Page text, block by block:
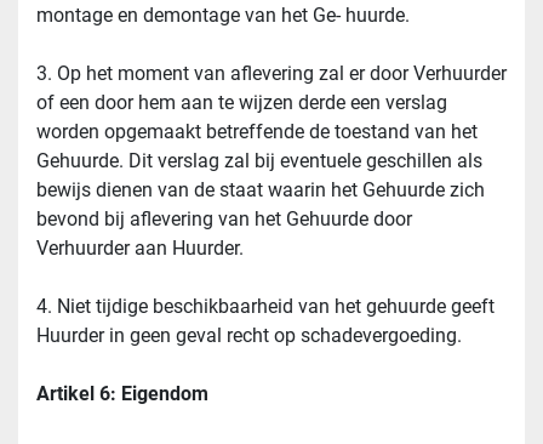
montage en demontage van het Ge- huurde.
3. Op het moment van aflevering zal er door Verhuurder
of een door hem aan te wijzen derde een verslag
worden opgemaakt betreffende de toestand van het
Gehuurde. Dit verslag zal bij eventuele geschillen als
bewijs dienen van de staat waarin het Gehuurde zich
bevond bij aflevering van het Gehuurde door
Verhuurder aan Huurder.
4. Niet tijdige beschikbaarheid van het gehuurde geeft
Huurder in geen geval recht op schadevergoeding.
Artikel 6: Eigendom